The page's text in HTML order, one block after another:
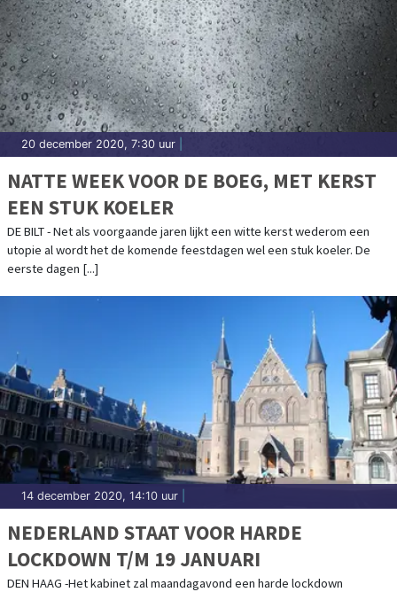
20 december 2020, 7:30 uur
NATTE WEEK VOOR DE BOEG, MET KERST
EEN STUK KOELER
DE BILT - Net als voorgaande jaren lijkt een witte kerst wederom een
utopie al wordt het de komende feestdagen wel een stuk koeler. De
eerste dagen [...]
14 december 2020, 14:10 uur
NEDERLAND STAAT VOOR HARDE
LOCKDOWN T/M 19 JANUARI
DEN HAAG -Het kabinet zal maandagavond een harde lockdown